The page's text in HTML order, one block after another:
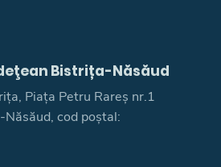
Bistrița-Năsăud
Piața Petru Rareș nr.1
cod poștal: